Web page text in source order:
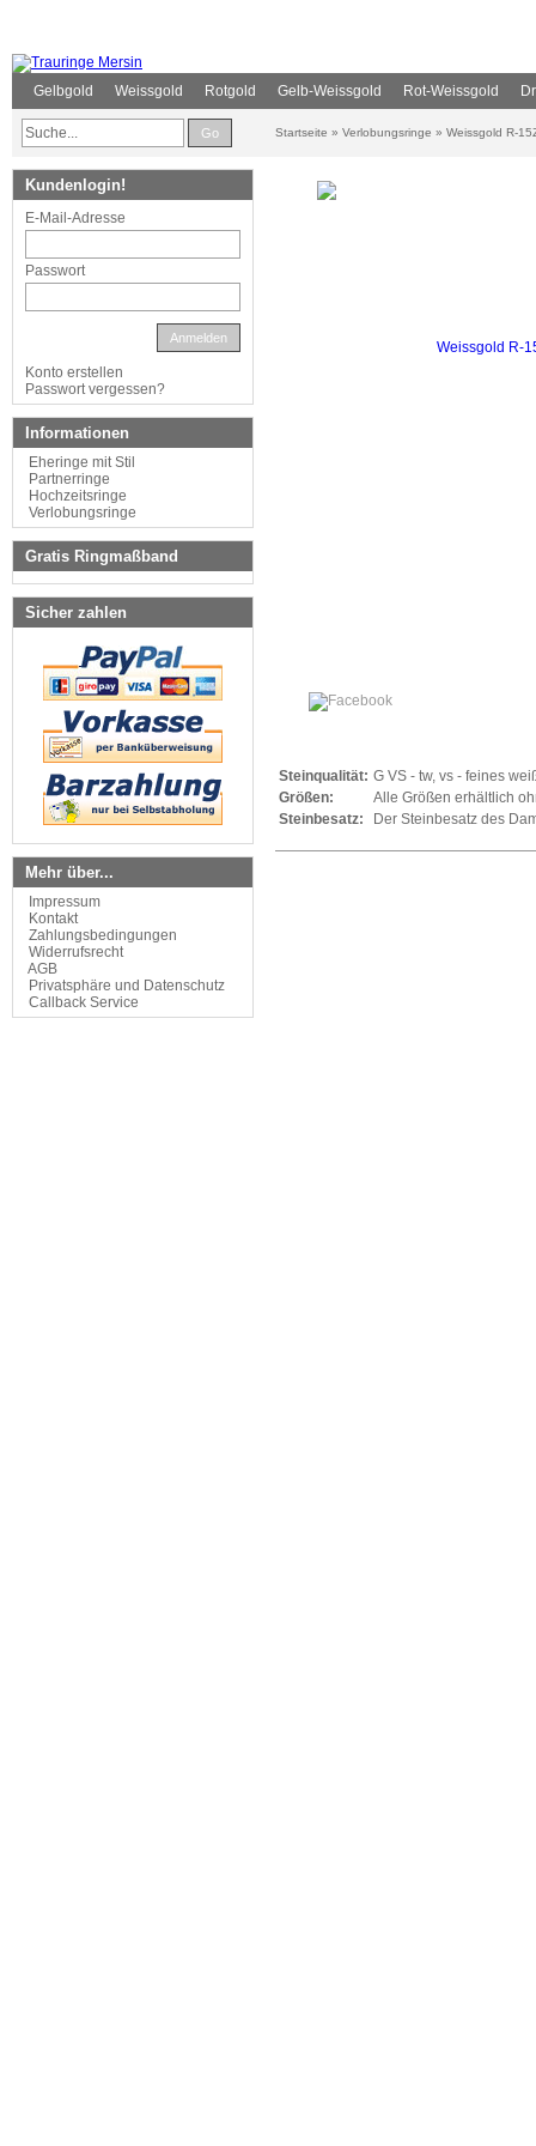
Gelbgold Weissgold Rotgold Gelb-Weissgold Rot-Weissgold
Go Startseite » Verlobungsringe » Weissgold R-
Steinqualität: G VS - tw, vs - feines
Größen:
Alle Größen erhältlich
Steinbesatz:
Der Steinbesatz des
Kundenlogin!
E-Mail-Adresse
Passwort
Anmelden
Konto erstellen
Passwort vergessen?
Informationen
Eheringe mit Stil
Partnerringe
Hochzeitsringe
Verlobungsringe
Gratis Ringmaßband
Sicher zahlen
Mehr über...
Impressum
Kontakt
Zahlungsbedingungen
Widerrufsrecht
AGB
Privatsphäre und Datenschutz
Callback Service